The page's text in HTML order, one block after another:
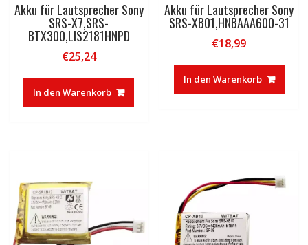
Akku für Lautsprecher Sony
SRS-X7,SRS-
BTX300,LIS2181HNPD
€25,24
In den Warenkorb
Akku für Lautsprecher Sony
SRS-XB01,HNBAAA600-31
€18,99
In den Warenkorb